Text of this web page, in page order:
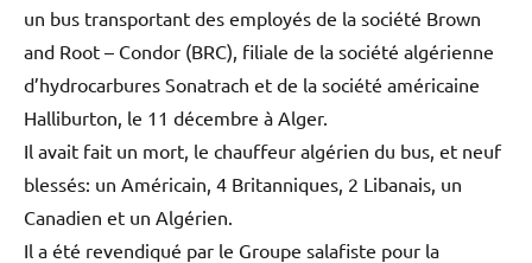
un bus transportant des employés de la société Brown
and Root – Condor (BRC), filiale de la société algérienne
d’hydrocarbures Sonatrach et de la société américaine
Halliburton, le 11 décembre à Alger.
Il avait fait un mort, le chauffeur algérien du bus, et neuf
blessés: un Américain, 4 Britanniques, 2 Libanais, un
Canadien et un Algérien.
Il a été revendiqué par le Groupe salafiste pour la